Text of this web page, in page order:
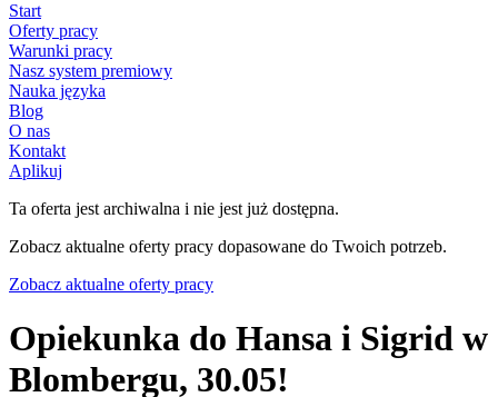
Start
Oferty pracy
Warunki pracy
Nasz system premiowy
Nauka języka
Blog
O nas
Kontakt
Aplikuj
Ta oferta jest archiwalna i nie jest już dostępna.
Zobacz aktualne oferty pracy dopasowane do Twoich potrzeb.
Zobacz aktualne oferty pracy
Opiekunka do Hansa i Sigrid w
Blombergu, 30.05!